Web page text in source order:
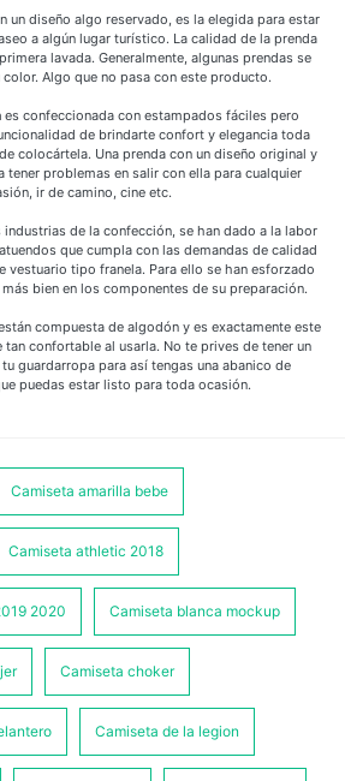
un diseño algo reservado, es la elegida para estar
a algún lugar turístico. La calidad de la prenda
lavada. Generalmente, algunas prendas se
color. Algo que no pasa con este producto.
es confeccionada con estampados fáciles pero
de brindarte confort y elegancia toda
colocártela. Una prenda con un diseño original y
tener problemas en salir con ella para cualquier
ir de camino, cine etc.
de la confección, se han dado a la labor
que cumpla con las demandas de calidad
vestuario tipo franela. Para ello se han esforzado
bien en los componentes de su preparación.
compuesta de algodón y es exactamente este
confortable al usarla. No te prives de tener un
guardarropa para así tengas una abanico de
puedas estar listo para toda ocasión.
Camiseta amarilla bebe
Camiseta athletic 2018
2020 Camiseta blanca mockup
Camiseta choker
Camiseta de la legion